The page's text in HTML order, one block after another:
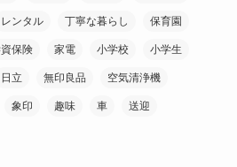
レンタル 丁寧な暮らし 保育園
保険 家電 小学校 小学生
日立 無印良品 空気清浄機
象印 趣味 車 送迎